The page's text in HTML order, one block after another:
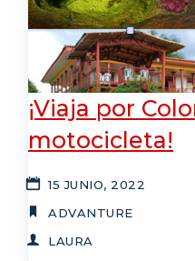
¡Viaja por
motocicleta!
15 JUNIO, 2022
ADVANTURE
LAURA